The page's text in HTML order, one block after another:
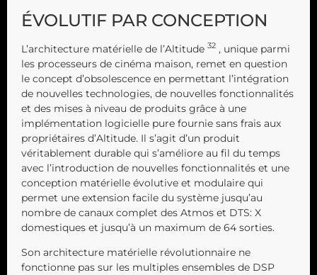
ÉVOLUTIF PAR CONCEPTION
L’architecture matérielle de l’Altitude 32 , unique parmi
les processeurs de cinéma maison, remet en question
le concept d’obsolescence en permettant l’intégration
de nouvelles technologies, de nouvelles fonctionnalités
et des mises à niveau de produits grâce à une
implémentation logicielle pure fournie sans frais aux
propriétaires d’Altitude. Il s’agit d’un produit
véritablement durable qui s’améliore au fil du temps
avec l’introduction de nouvelles fonctionnalités et une
conception matérielle évolutive et modulaire qui
permet une extension facile du système jusqu’au
nombre de canaux complet des Atmos et DTS: X
domestiques et jusqu’à un maximum de 64 sorties.
Son architecture matérielle révolutionnaire ne
fonctionne pas sur les multiples ensembles de DSP